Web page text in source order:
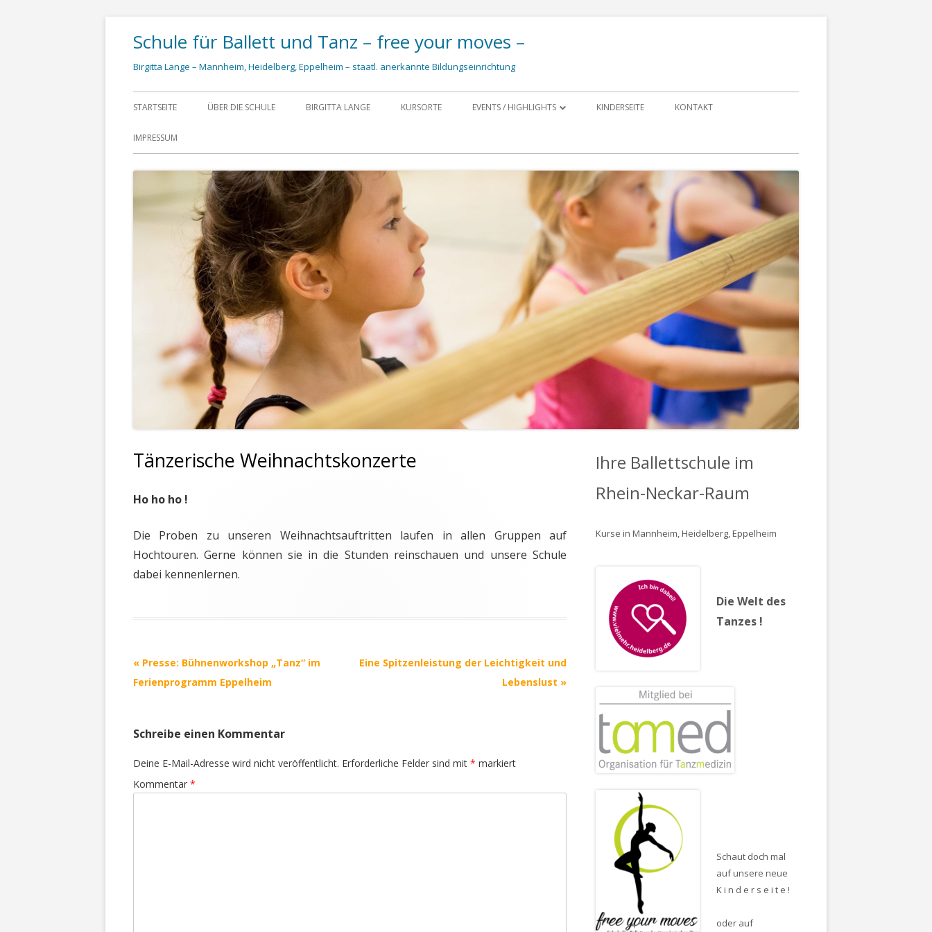
Schule für Ballett und Tanz – free your moves –
Birgitta Lange – Mannheim, Heidelberg, Eppelheim – staatl. anerkannte Bildungseinrichtung
Zum
Inhalt
STARTSEITE ÜBER DIE SCHULE BIRGITTA LANGE KURSORTE EVENTS / HIGHLIGHTS KINDERSEITE KONTAKT
IMPRESSUM
Tänzerische Weihnachtskonzerte
Ho ho ho !
Die Proben zu unseren Weihnachtsauftritten laufen in allen Gruppen auf
Hochtouren. Gerne können sie in die Stunden reinschauen und unsere Schule
dabei kennenlernen.
Beitrags-
Navigation
« Presse: Bühnenworkshop „Tanz“ im
Ferienprogramm Eppelheim
Eine Spitzenleistung der Leichtigkeit und
Lebenslust »
Schreibe einen Kommentar
Deine E-Mail-Adresse wird nicht veröffentlicht. Erforderliche Felder sind mit * markiert
Kommentar *
Ihre Ballettschule im
Rhein-Neckar-Raum
Kurse in Mannheim, Heidelberg, Eppelheim
Die Welt des
Tanzes !
Schaut doch mal
auf unsere neue
K i n d e r s e i t e !
oder auf